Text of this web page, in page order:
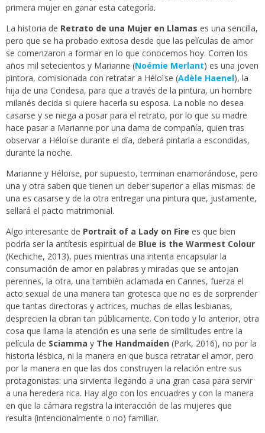
primera mujer en ganar esta categoría.
La historia de Retrato de una Mujer en Llamas es una sencilla,
pero que se ha probado exitosa desde que las películas de amor
se comenzaron a formar en lo que conocemos hoy. Corren los
años mil setecientos y Marianne (Noémie Merlant) es una joven
pintora, comisionada con retratar a Héloïse (Adèle Haenel), la
hija de una Condesa, para que a través de la pintura, un hombre
milanés decida si quiere hacerla su esposa. La noble no desea
casarse y se niega a posar para el retrato, por lo que su madre
hace pasar a Marianne por una dama de compañía, quien tras
observar a Héloïse durante el día, deberá pintarla a escondidas,
durante la noche.
Marianne y Héloïse, por supuesto, terminan enamorándose, pero
una y otra saben que tienen un deber superior a ellas mismas: de
una es casarse y de la otra entregar una pintura que, justamente,
sellará el pacto matrimonial.
Algo interesante de Portrait of a Lady on Fire es que bien
podría ser la antítesis espiritual de Blue is the Warmest Colour
(Kechiche, 2013), pues mientras una intenta encapsular la
consumación de amor en palabras y miradas que se antojan
perennes, la otra, una también aclamada en Cannes, fuerza el
acto sexual de una manera tan grotesca que no es de sorprender
que tantas directoras y actrices, muchas de ellas lesbianas,
desprecien la obran tan públicamente. Con todo y lo anterior, otra
cosa que llama la atención es una serie de similitudes entre la
película de Sciamma y The Handmaiden (Park, 2016), no por la
historia lésbica, ni la manera en que busca retratar el amor, pero
por la manera en que las dos construyen la relación entre sus
protagonistas: una sirvienta llegando a una gran casa para servir
a una heredera rica. Hay algo con los encuadres y con la manera
en que la cámara registra la interacción de las mujeres que
resulta (intencionalmente o no) familiar.